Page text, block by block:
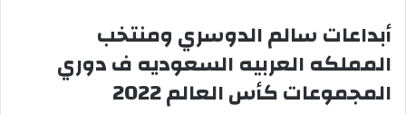
أبداعات سالم الدوسري ومنتخب
المملكه العربيه السعوديه ف دوري
المجموعات كأس العالم 2022